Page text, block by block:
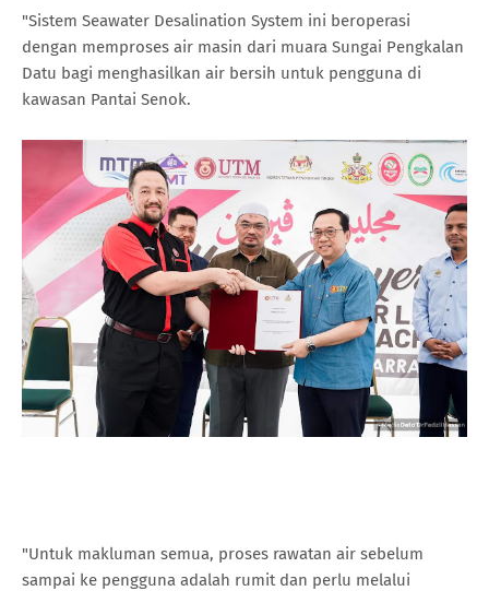
"Sistem Seawater Desalination System ini beroperasi
dengan memproses air masin dari muara Sungai Pengkalan
Datu bagi menghasilkan air bersih untuk pengguna di
kawasan Pantai Senok.
"Untuk makluman semua, proses rawatan air sebelum
sampai ke pengguna adalah rumit dan perlu melalui